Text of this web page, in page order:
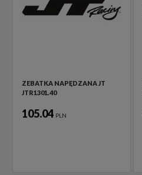
ZEBATKA NAPĘDZANA JT
JTR1301.40
105.04 PLN